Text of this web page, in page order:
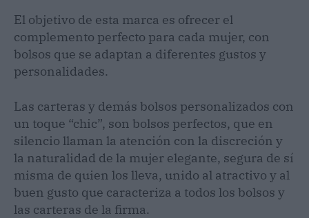
El objetivo de esta marca es ofrecer el
complemento perfecto para cada mujer, con
bolsos que se adaptan a diferentes gustos y
personalidades.
Las carteras y demás bolsos personalizados con
un toque “chic”, son bolsos perfectos, que en
silencio llaman la atención con la discreción y
la naturalidad de la mujer elegante, segura de sí
misma de quien los lleva, unido al atractivo y al
buen gusto que caracteriza a todos los bolsos y
las carteras de la firma.